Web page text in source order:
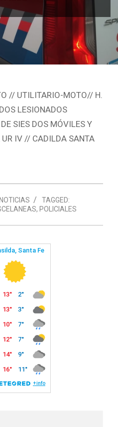
// UTILITARIO-MOTO// H.
LESIONADOS
SIES DOS MÓVILES Y
IV // CADILDA SANTA
NOTICIAS
TAGGED:
, POLICIALES